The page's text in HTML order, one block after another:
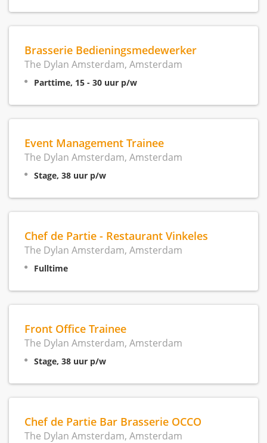
Brasserie Bedieningsmedewerker
The Dylan Amsterdam, Amsterdam
Parttime, 15 - 30 uur p/w
Event Management Trainee
The Dylan Amsterdam, Amsterdam
Stage, 38 uur p/w
Chef de Partie - Restaurant Vinkeles
The Dylan Amsterdam, Amsterdam
Fulltime
Front Office Trainee
The Dylan Amsterdam, Amsterdam
Stage, 38 uur p/w
Chef de Partie Bar Brasserie OCCO
The Dylan Amsterdam, Amsterdam